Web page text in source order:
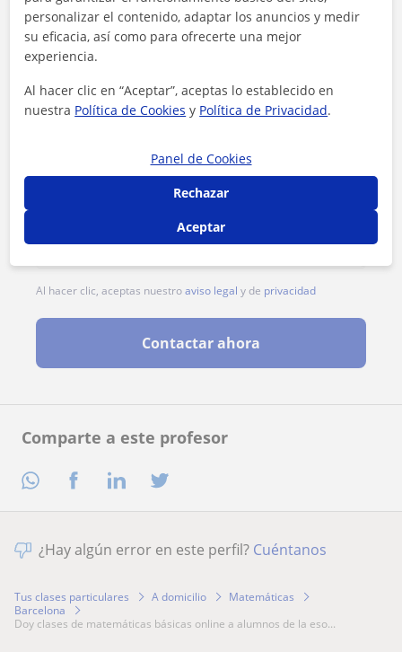
Comparte a este profesor
Al hacer clic, aceptas nuestroaviso legal y de privacidad
Contactar ahora
¿Hay algún error en este perfil? Cuéntanos
Tus clases particulares A domicilio
Matemáticas
Barcelona
doy clases de matemáticas básicas online a alumnos de la eso...
personalizar el contenido, adaptar los anuncios y medir
su eficacia, así como para ofrecerte una mejor
experiencia.
Al hacer clic en “Aceptar”, aceptas lo establecido en
nuestra Política de Cookies y Política de Privacidad.
Panel de Cookies
Rechazar
Aceptar